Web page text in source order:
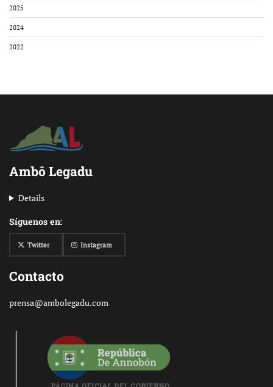
2025
2024
2022
Ambô Legadu
Details
Síguenos en:
Twitter Instagram
Contacto
prensa@ambolegadu.com